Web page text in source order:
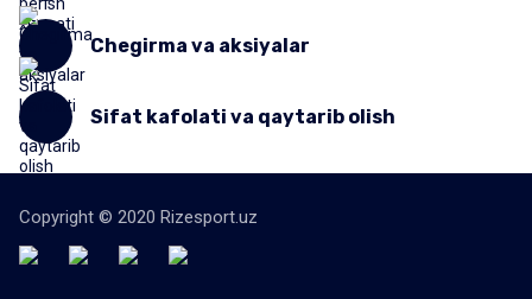
Chegirma va aksiyalar
Sifat kafolati va qaytarib olish
Copyright © 2020 Rizesport.uz